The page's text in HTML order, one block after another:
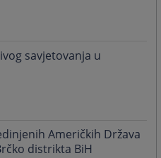
savjetovanja u
Američkih Država
distrikta BiH